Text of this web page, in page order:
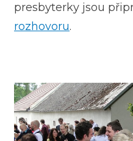
presbyterky jsou
rozhovoru.